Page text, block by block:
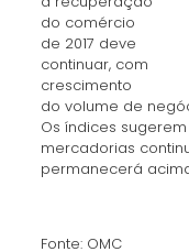
do comércio
de 2017 deve
continuar, com
crescimento
do volume de
Os índices
mercadorias
permanecerá
Fonte: OMC